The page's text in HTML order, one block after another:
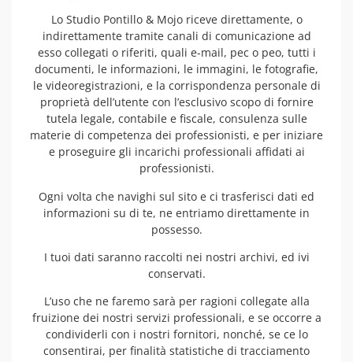
Lo Studio Pontillo & Mojo riceve direttamente, o
indirettamente tramite canali di comunicazione ad
esso collegati o riferiti, quali e-mail, pec o peo, tutti i
documenti, le informazioni, le immagini, le fotografie,
le videoregistrazioni, e la corrispondenza personale di
proprietà dell’utente con l’esclusivo scopo di fornire
tutela legale, contabile e fiscale, consulenza sulle
materie di competenza dei professionisti, e per iniziare
e proseguire gli incarichi professionali affidati ai
professionisti.
Ogni volta che navighi sul sito e ci trasferisci dati ed
informazioni su di te, ne entriamo direttamente in
possesso.
I tuoi dati saranno raccolti nei nostri archivi, ed ivi
conservati.
L’uso che ne faremo sarà per ragioni collegate alla
fruizione dei nostri servizi professionali, e se occorre a
condividerli con i nostri fornitori, nonché, se ce lo
consentirai, per finalità statistiche di tracciamento